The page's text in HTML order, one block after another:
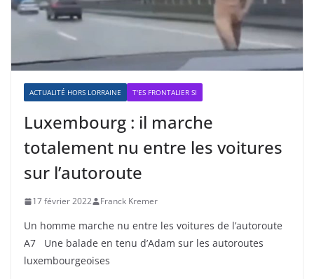
ACTUALITÉ HORS LORRAINE T'ES FRONTALIER SI
Luxembourg : il marche
totalement nu entre les voitures
sur l’autoroute
17 février 2022 Franck Kremer
Un homme marche nu entre les voitures de l’autoroute
A7 Une balade en tenu d’Adam sur les autoroutes
luxembourgeoises